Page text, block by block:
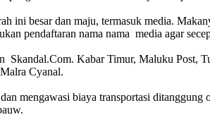
ini besar dan maju, termasuk media.
pendaftaran nama nama media agar
Skandal.Com. Kabar Timur, Maluku Post,
Cyanal.
mengawasi biaya transportasi